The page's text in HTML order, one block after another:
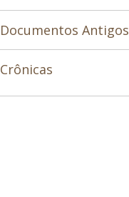
Documentos Antigos
Crônicas